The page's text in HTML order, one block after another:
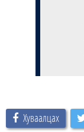
Хуваалцах